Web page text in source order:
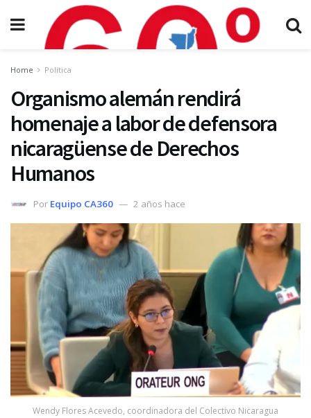
Home Política
Organismo alemán rendirá
homenaje a labor de defensora
nicaragüense de Derechos
Humanos
Por Equipo CA360 2 años hace
Wendy Flores Acevedo, coordinadora del Colectivo Nicaragua